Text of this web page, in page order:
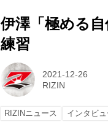
伊澤「極める
練習
2021-12-26
RIZIN
RIZINニュース インタビュ